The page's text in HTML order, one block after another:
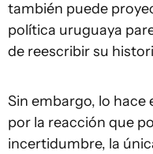
también puede
política uruguaya
de reescribir su
Sin embargo, lo
por la reacción que
incertidumbre, la